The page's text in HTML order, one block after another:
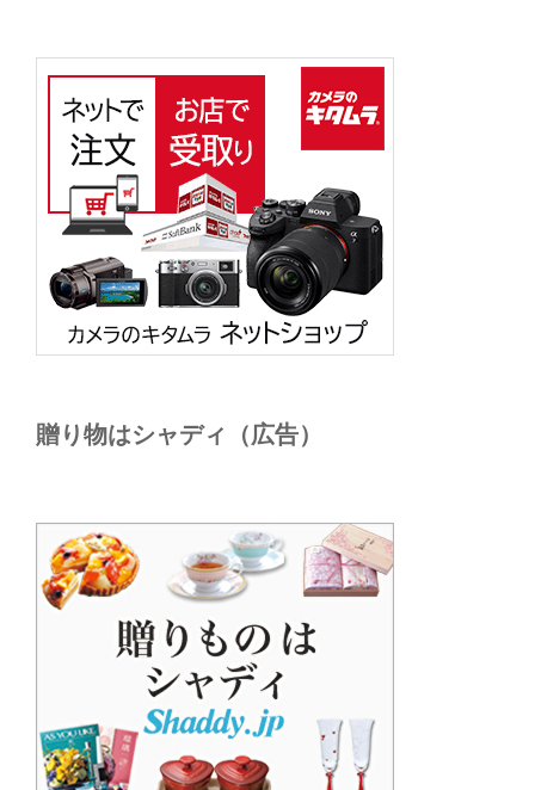
贈り物はシャディ（広告）